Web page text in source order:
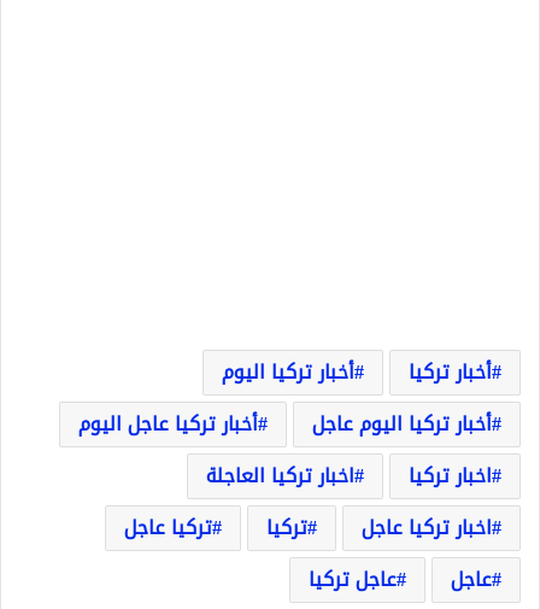
أخبار تركيا
أخبار تركيا اليوم
أخبار تركيا اليوم عاجل
أخبار تركيا عاجل اليوم
اخبار تركيا
اخبار تركيا العاجلة
اخبار تركيا عاجل
تركيا
تركيا عاجل
عاجل
عاجل تركيا